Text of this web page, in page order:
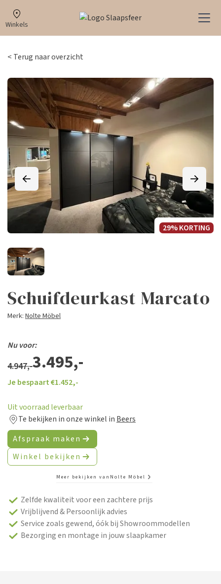
Winkels
< Terug naar overzicht
29% KORTING
Schuifdeurkast Marcato
Merk: Nolte Möbel
Nu voor:
4.947,-3.495,-
Je bespaart €1.452,-
Uit voorraad leverbaar
Te bekijken in onze winkel in Beers
Afspraak maken
Winkel bekijken
Meer bekijken van Nolte Möbel
Zelfde kwaliteit voor een zachtere prijs
Vrijblijvend & Persoonlijk advies
Service zoals gewend, óók bij Showroommodellen
Bezorging en montage in jouw slaapkamer